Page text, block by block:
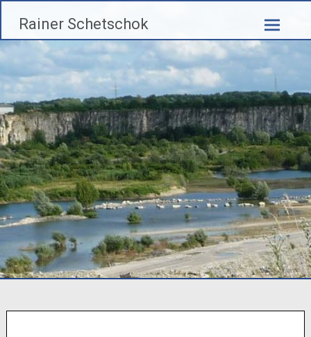
Inhalt
springen
Rainer Schetschok